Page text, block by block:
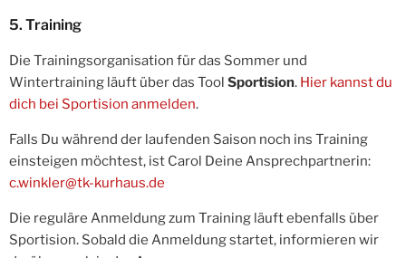
5. Training
Die Trainingsorganisation für das Sommer und
Wintertraining läuft über das Tool Sportision. Hier kannst du
dich bei Sportision anmelden.
Falls Du während der laufenden Saison noch ins Training
einsteigen möchtest, ist Carol Deine Ansprechpartnerin:
c.winkler@tk-kurhaus.de
Die reguläre Anmeldung zum Training läuft ebenfalls über
Sportision. Sobald die Anmeldung startet, informieren wir